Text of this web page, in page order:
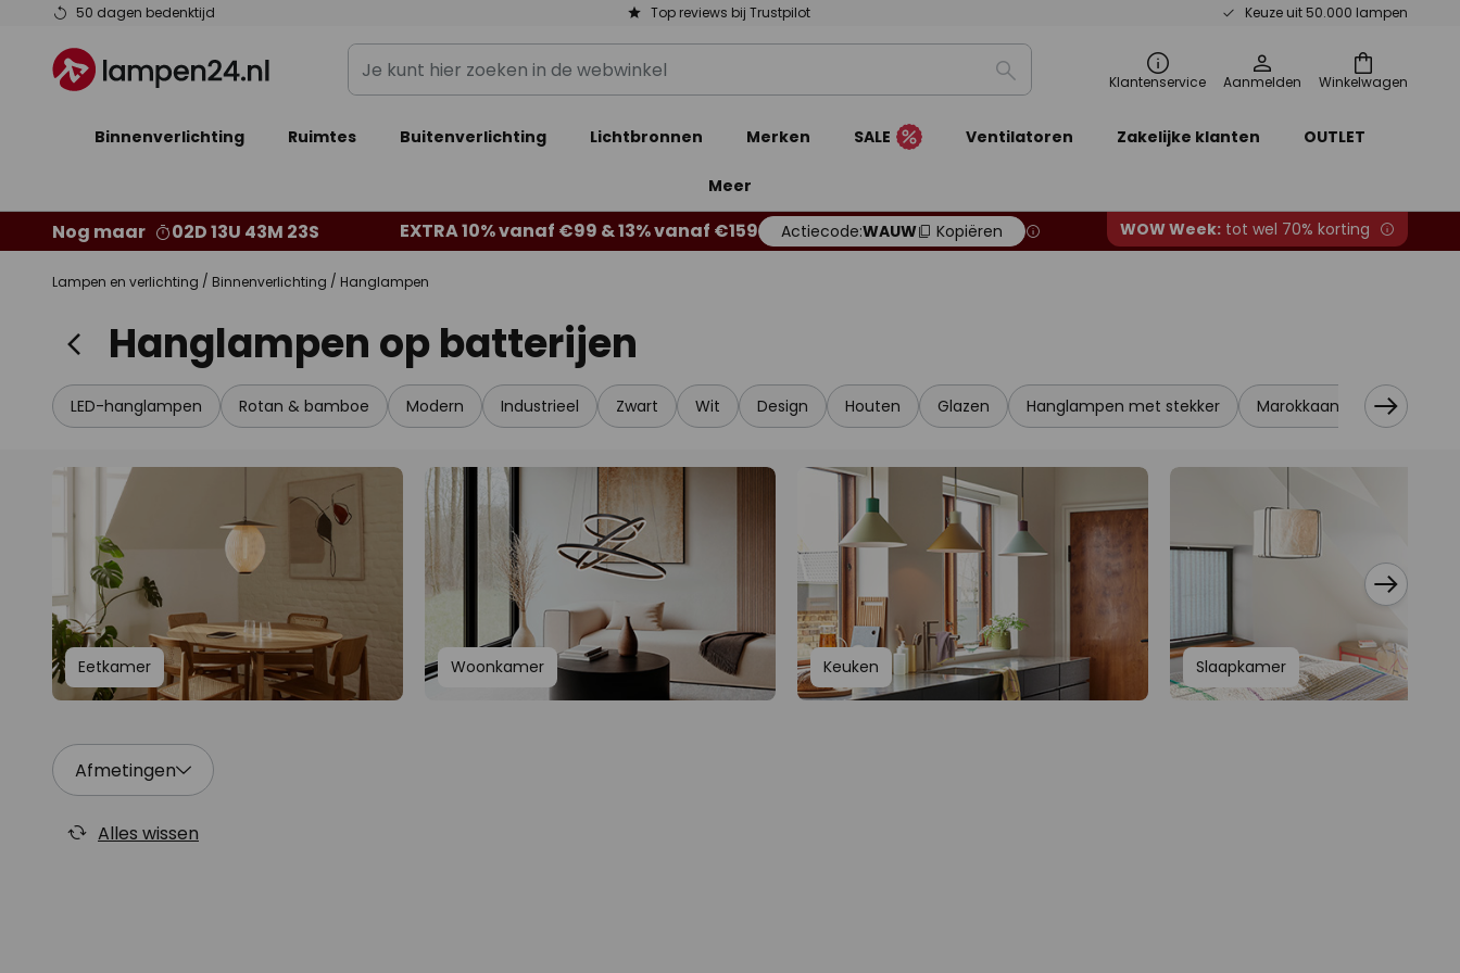
50 dagen bedenktijd Top reviews bij Trustpilot Keuze uit 50.000 lampen
Ga
de
inhoud
Winkelwagen
Je
kunt
zoeken
webwinkel
Zoeken Klantenservice Aanmelden
Binnenverlichting Ruimtes Buitenverlichting Lichtbronnen Merken SALE Ventilatoren Zakelijke klanten OUTLET
Meer
Nog maar 02D 13U 43M 23S EXTRA 10% vanaf €99 & 13% vanaf €159 Actiecode:WAUW Kopiëren WOW Week: tot wel 70% korting
Lampen en verlichting Binnenverlichting Hanglampen
Hanglampen op batterijen
LED-hanglampen Rotan & bamboe Modern Industrieel Zwart Wit Design Houten Glazen Hanglampen met stekker Marokkaanse / oosterse
Eetkamer Woonkamer Keuken Slaapkamer
Afmetingen
Alles wissen